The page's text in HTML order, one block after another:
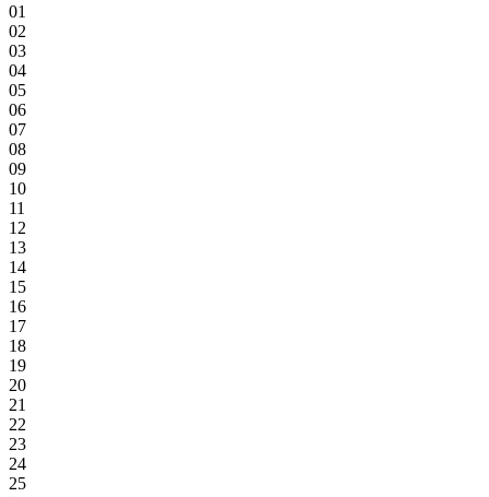
01
02
03
04
05
06
07
08
09
10
11
12
13
14
15
16
17
18
19
20
21
22
23
24
25